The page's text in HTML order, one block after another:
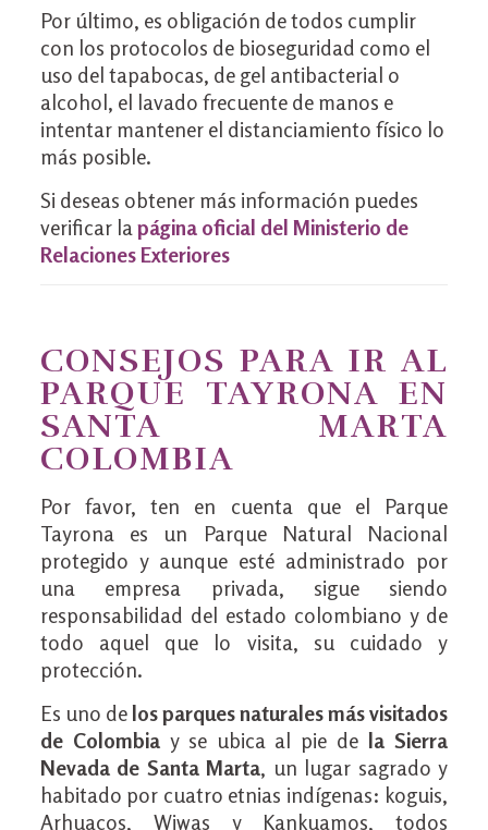
Por último, es obligación de todos cumplir
con los protocolos de bioseguridad como el
uso del tapabocas, de gel antibacterial o
alcohol, el lavado frecuente de manos e
intentar mantener el distanciamiento físico lo
más posible.
Si deseas obtener más información puedes
verificar la página oficial del Ministerio de
Relaciones Exteriores
CONSEJOS PARA IR AL
PARQUE TAYRONA EN
SANTA MARTA
COLOMBIA
Por favor, ten en cuenta que el Parque
Tayrona es un Parque Natural Nacional
protegido y aunque esté administrado por
una empresa privada, sigue siendo
responsabilidad del estado colombiano y de
todo aquel que lo visita, su cuidado y
protección.
Es uno de los parques naturales más visitados
de Colombiay se ubica al pie de la Sierra
Nevada de Santa Marta, un lugar sagrado y
habitado por cuatro etnias indígenas: koguis,
Arhuacos, Wiwas y Kankuamos, todos